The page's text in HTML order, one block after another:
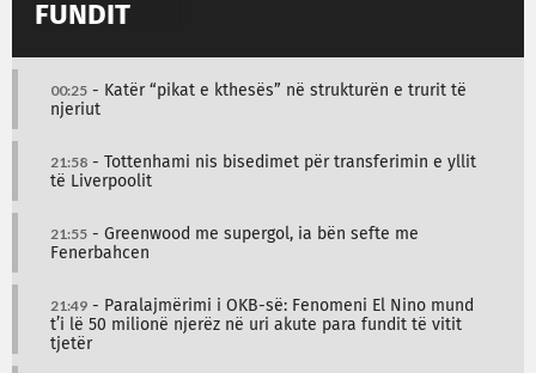
FUNDIT
00:25 - Katër “pikat e kthesës” në strukturën e trurit të
njeriut
21:58 - Tottenhami nis bisedimet për transferimin e yllit
të Liverpoolit
21:55 - Greenwood me supergol, ia bën sefte me
Fenerbahcen
21:49 - Paralajmërimi i OKB-së: Fenomeni El Nino mund
t’i lë 50 milionë njerëz në uri akute para fundit të vitit
tjetër